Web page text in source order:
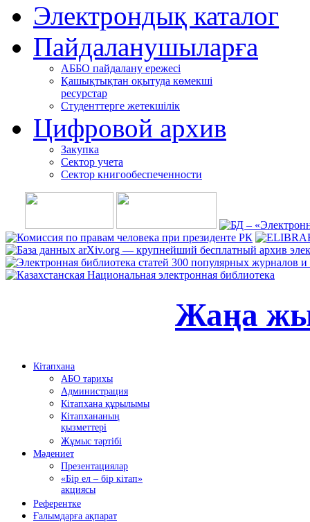
Электрондық каталог
Пайдаланушыларға
АББО пайдалану ережесі
Қашықтықтан оқытуда көмекші
ресурстар
Студенттерге жетекшілік
Цифровой архив
Закупка
Сектор учета
Сектор книгообеспеченности
Жаңа
Кітапхана
АБО тарихы
Администрация
Кітапхана құрылымы
Кітапхананың
қызметтері
Жұмыс тәртібі
Мәдениет
Презентациялар
«Бір ел – бір кітап»
акциясы
Референтке
Ғалымдарға ақпарат